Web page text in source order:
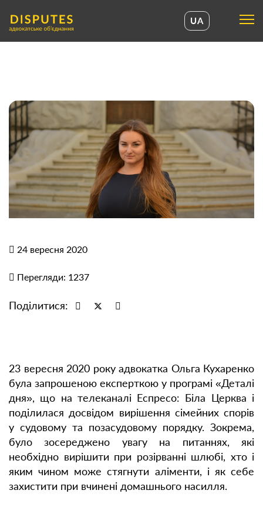
UA
UA
24 вересня 2020
Перегляди: 1237
Поділитися:
23 вересня 2020 року адвокатка Ольга Кухаренко
була запрошеною експерткою у програмі «Деталі
дня», що на телеканалі Еспресо: Біла Церква і
поділилася досвідом вирішення сімейних спорів
у судовому та позасудовому порядку. Зокрема,
було зосереджено увагу на питаннях, які
необхідно вирішити при розірванні шлюбі, хто і
яким чином може стягнути аліменти, і як себе
захистити при вчинені домашнього насилля.